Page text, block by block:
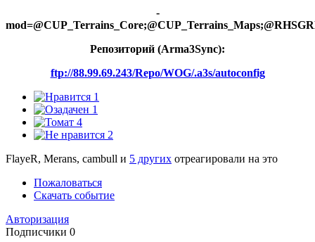
-
Репозиторий (Arma3Synс):
ftp://88.99.69.243/Repo/WOG/.a3s/autoconfig
1
1
4
2
FlayeR, Merans, cambull и 5 других отреагировали на это
Пожаловаться
Скачать событие
Авторизация
Подписчики 0